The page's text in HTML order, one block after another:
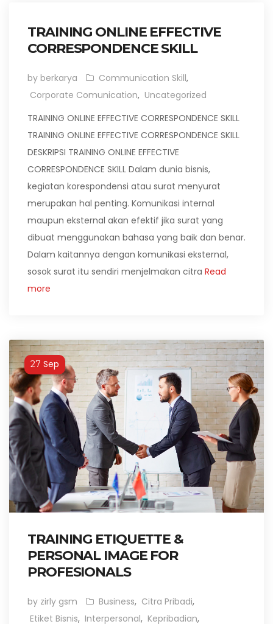
TRAINING ONLINE EFFECTIVE
CORRESPONDENCE SKILL
by berkarya Communication Skill,
Corporate Comunication, Uncategorized
TRAINING ONLINE EFFECTIVE CORRESPONDENCE SKILL
TRAINING ONLINE EFFECTIVE CORRESPONDENCE SKILL
DESKRIPSI TRAINING ONLINE EFFECTIVE
CORRESPONDENCE SKILL Dalam dunia bisnis,
kegiatan korespondensi atau surat menyurat
merupakan hal penting. Komunikasi internal
maupun eksternal akan efektif jika surat yang
dibuat menggunakan bahasa yang baik dan benar.
Dalam kaitannya dengan komunikasi eksternal,
sosok surat itu sendiri menjelmakan citra Read
more
27 Sep
TRAINING ETIQUETTE &
PERSONAL IMAGE FOR
PROFESIONALS
by zirly gsm Business, Citra Pribadi,
Etiket Bisnis, Interpersonal, Kepribadian,